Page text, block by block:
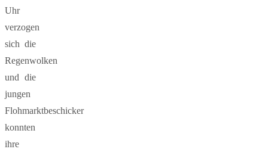
Uhr
verzogen
sich die
Regenwolken
und die
jungen
Flohmarktbeschicker
konnten
ihre